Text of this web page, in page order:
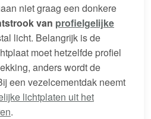
niet graag een donkere
van profielgelijke
licht. Belangrijk is de
moet hetzelfde profiel
anders wordt de
een vezelcementdak neemt
lichtplaten uit het
.